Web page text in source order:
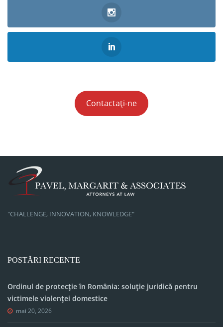
Contactați-ne
"CHALLENGE, INNOVATION, KNOWLEDGE"
POSTĂRI RECENTE
Ordinul de protecție în România: soluție juridică pentru
victimele violenței domestice
mai 20, 2026